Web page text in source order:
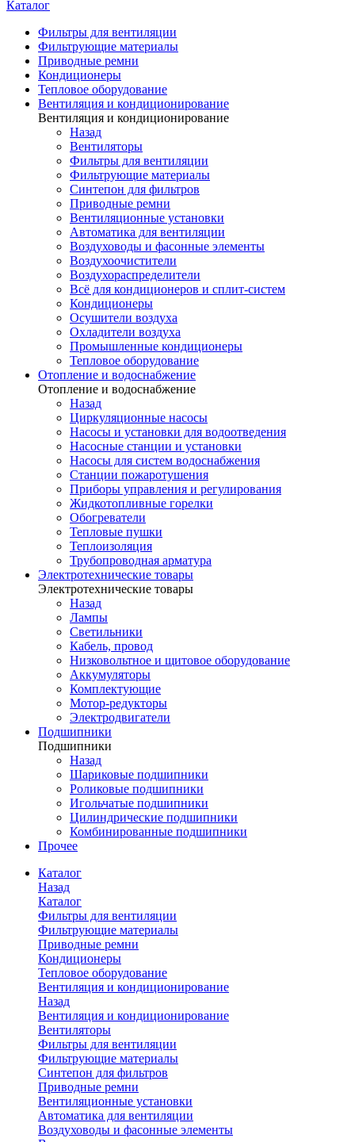
Каталог
Фильтры для вентиляции
Фильтрующие материалы
Приводные ремни
Кондиционеры
Тепловое оборудование
Вентиляция и кондиционирование
Вентиляция и кондиционирование
Назад
Вентиляторы
Фильтры для вентиляции
Фильтрующие материалы
Синтепон для фильтров
Приводные ремни
Вентиляционные установки
Автоматика для вентиляции
Воздуховоды и фасонные элементы
Воздухоочистители
Воздухораспределители
Всё для кондиционеров и сплит-систем
Кондиционеры
Осушители воздуха
Охладители воздуха
Промышленные кондиционеры
Тепловое оборудование
Отопление и водоснабжение
Отопление и водоснабжение
Назад
Циркуляционные насосы
Насосы и установки для водоотведения
Насосные станции и установки
Насосы для систем водоснабжения
Станции пожаротушения
Приборы управления и регулирования
Жидкотопливные горелки
Обогреватели
Тепловые пушки
Теплоизоляция
Трубопроводная арматура
Электротехнические товары
Электротехнические товары
Назад
Лампы
Светильники
Кабель, провод
Низковольтное и щитовое оборудование
Аккумуляторы
Комплектующие
Мотор-редукторы
Электродвигатели
Подшипники
Подшипники
Назад
Шариковые подшипники
Роликовые подшипники
Игольчатые подшипники
Цилиндрические подшипники
Комбинированные подшипники
Прочее
Каталог
Назад
Каталог
Фильтры для вентиляции
Фильтрующие материалы
Приводные ремни
Кондиционеры
Тепловое оборудование
Вентиляция и кондиционирование
Назад
Вентиляция и кондиционирование
Вентиляторы
Фильтры для вентиляции
Фильтрующие материалы
Синтепон для фильтров
Приводные ремни
Вентиляционные установки
Автоматика для вентиляции
Воздуховоды и фасонные элементы